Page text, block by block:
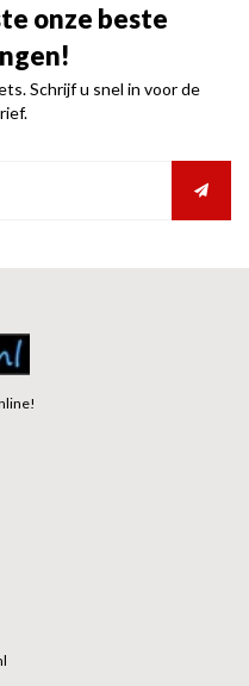
onze beste
Schrijf u snel in voor de